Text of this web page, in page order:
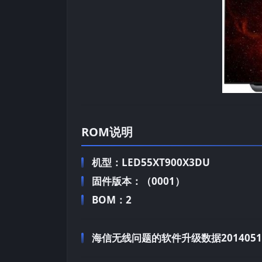
ROM说明
机型：LED55XT900X3DU
固件版本：（0001）
BOM：2
海信无线问题的软件升级数据